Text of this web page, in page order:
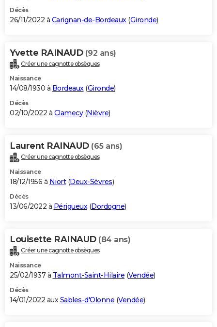
Décès
26/11/2022 à Carignan-de-Bordeaux (Gironde)
Yvette RAINAUD (92 ans)
Créer une cagnotte obsèques
Naissance
14/08/1930 à Bordeaux(Gironde)
Décès
02/10/2022 à Clamecy(Nièvre)
Laurent RAINAUD (65 ans)
Créer une cagnotte obsèques
Naissance
18/12/1956 à Niort(Deux-Sèvres)
Décès
13/06/2022 à Périgueux(Dordogne)
Louisette RAINAUD (84 ans)
Créer une cagnotte obsèques
Naissance
25/02/1937 à Talmont-Saint-Hilaire (Vendée)
Décès
14/01/2022 auxSables-d'Olonne (Vendée)